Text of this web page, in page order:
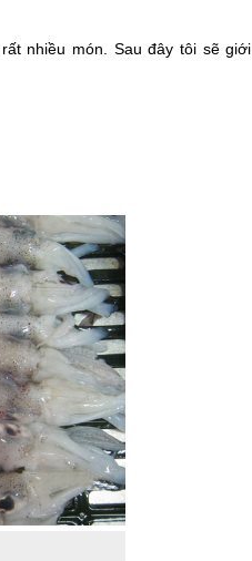
nhiều món. Sau đây tôi sẽ giới